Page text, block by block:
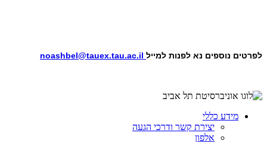
​לפרטים נוספים נא לפנות למייל
מידע כללי
יצירת קשר ודרכי הגעה
אלפון